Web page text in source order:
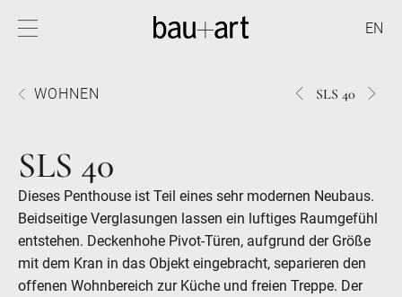
EN
WOHNEN
828SLSSLS 40
SLS 40
Dieses Penthouse ist Teil eines sehr modernen Neubaus.
Beidseitige Verglasungen lassen ein luftiges Raumgefühl
entstehen. Deckenhohe Pivot-Türen, aufgrund der Größe
mit dem Kran in das Objekt eingebracht, separieren den
offenen Wohnbereich zur Küche und freien Treppe. Der